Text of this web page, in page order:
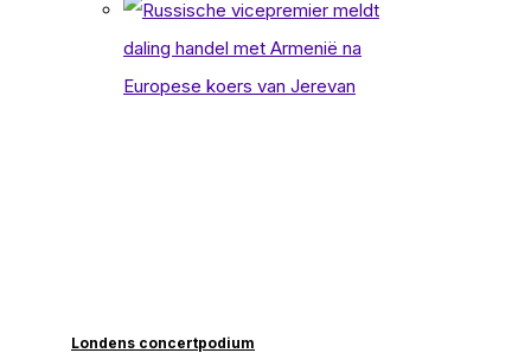
Londens concertpodium